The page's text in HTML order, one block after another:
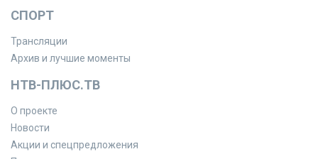
СПОРТ
Трансляции
Архив и лучшие моменты
НТВ-ПЛЮС.ТВ
О проекте
Новости
Акции и спецпредложения